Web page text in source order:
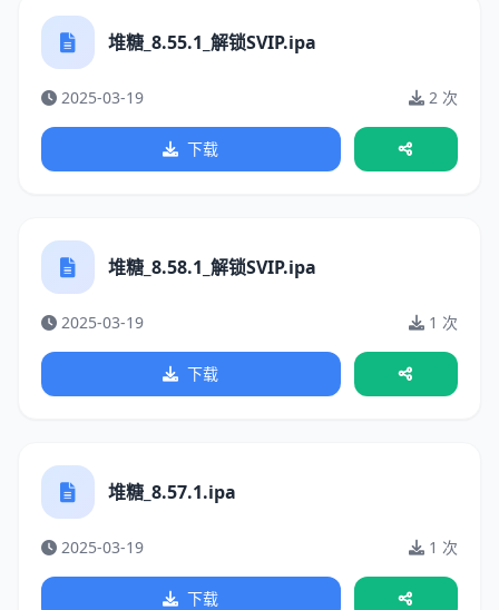
堆糖_8.55.1_解锁SVIP.ipa
2025-03-19 2 次
下载
堆糖_8.58.1_解锁SVIP.ipa
2025-03-19 1 次
下载
堆糖_8.57.1.ipa
2025-03-19 1 次
下载